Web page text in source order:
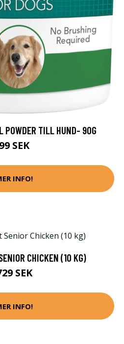
POWDER TILL HUND- 90G
99 SEK
INFO!
CHICKEN (10 KG)
SEK
INFO!